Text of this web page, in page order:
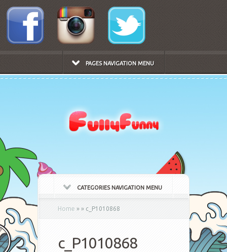
PAGES NAVIGATION MENU
CATEGORIES NAVIGATION MENU
Home » » c_P1010868
c_P1010868